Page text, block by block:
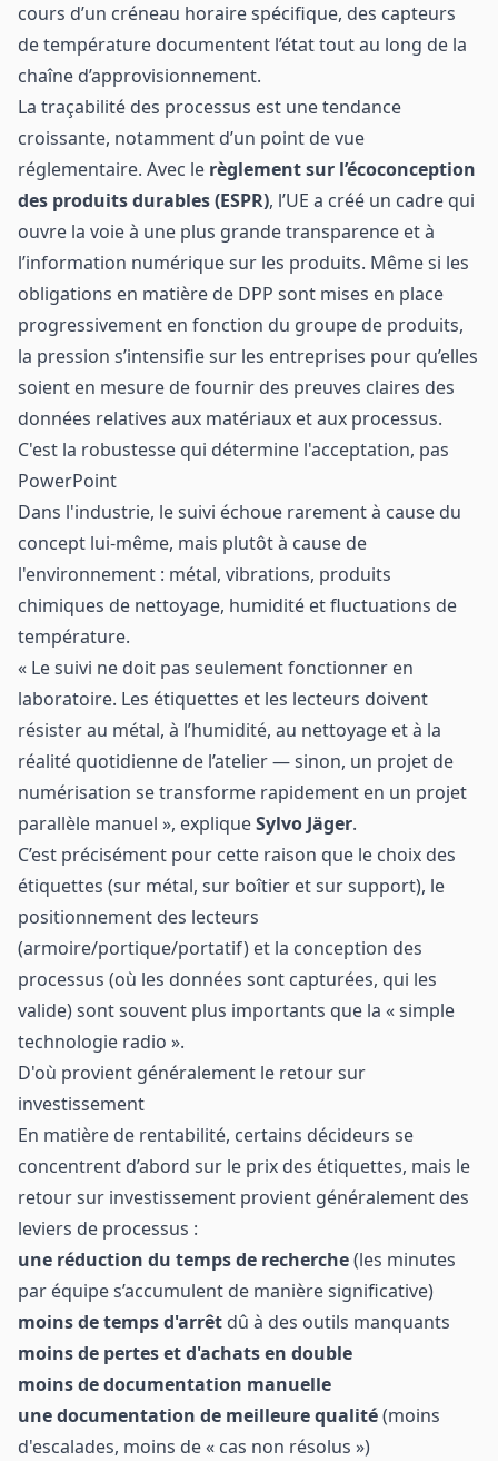
cours d’un créneau horaire spécifique, des capteurs
de température documentent l’état tout au long de la
chaîne d’approvisionnement.
La traçabilité des processus est une tendance
croissante, notamment d’un point de vue
réglementaire. Avec le règlementsur l’écoconception
des produits durables (ESPR), l’UE a créé un cadre qui
ouvre la voie à une plus grande transparence et à
l’information numérique sur les produits. Même si les
obligations en matière de DPP sont mises en place
progressivement en fonction du groupe de produits,
la pression s’intensifie sur les entreprises pour qu’elles
soient en mesure de fournir des preuves claires des
données relatives aux matériaux et aux processus.
C'est la robustesse qui détermine l'acceptation, pas
PowerPoint
Dans l'industrie, le suivi échoue rarement à cause du
concept lui-même, mais plutôt à cause de
l'environnement : métal, vibrations, produits
chimiques de nettoyage, humidité et fluctuations de
température.
« Le suivi ne doit pas seulement fonctionner en
laboratoire. Les étiquettes et les lecteurs doivent
résister au métal, à l’humidité, au nettoyage et à la
réalité quotidienne de l’atelier — sinon, un projet de
numérisation se transforme rapidement en un projet
parallèle manuel », expliqueSylvo Jäger.
C’est précisément pour cette raison que le choix des
étiquettes (sur métal, sur boîtier et sur support), le
positionnement des lecteurs
(armoire/portique/portatif) et la conception des
processus (où les données sont capturées, qui les
valide) sont souvent plus importants que la « simple
technologie radio ».
D'où provient généralement le retour sur
investissement
En matière de rentabilité, certains décideurs se
concentrent d’abord sur le prix des étiquettes, mais le
retour sur investissement provient généralement des
leviers de processus :
une réduction du temps de recherche(les minutes
par équipe s’accumulent de manière significative)
moins de temps d'arrêt dû à des outils manquants
moins de pertes et d'achats en double
moins de documentation manuelle
une documentation de meilleure qualité(moins
d'escalades, moins de « cas non résolus »)